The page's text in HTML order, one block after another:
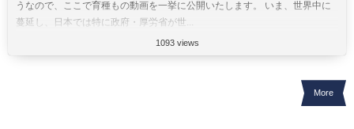
うなので、ここで育種もの動画を一挙に公開いたします。 いま、世界中に
蔓延し、日本では特に政府・厚労省が世...
1093 views
More